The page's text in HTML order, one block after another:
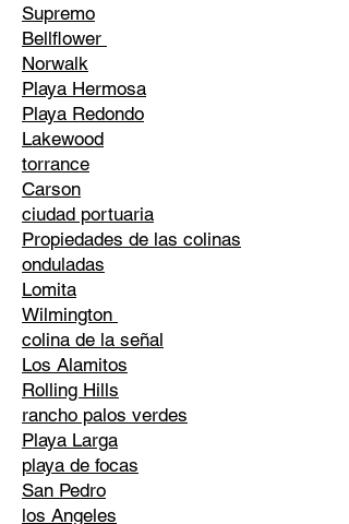
Supremo
Bellflower
Norwalk
Playa Hermosa
Playa Redondo
Lakewood
torrance
Carson
ciudad portuaria
Propiedades de las colinas
onduladas
Lomita
Wilmington
colina de la señal
Los Alamitos
Rolling Hills
rancho palos verdes
Playa Larga
playa de focas
San Pedro
los Angeles